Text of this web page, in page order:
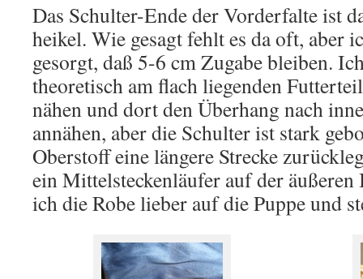
Das Schulter-Ende der Vorderfalte ist
heikel. Wie gesagt fehlt es da oft, aber
gesorgt, daß 5-6 cm Zugabe bleiben.
theoretisch am flach liegenden
nähen und dort den Überhang nach
annähen, aber die Schulter ist stark
Oberstoff eine längere Strecke
ein Mittelsteckenläufer auf der äußeren
ich die Robe lieber auf die Puppe und